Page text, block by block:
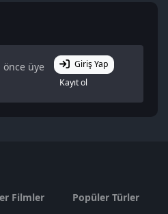
üye
Giriş Yap
Kayıt ol
Filmler
Popüler Türler